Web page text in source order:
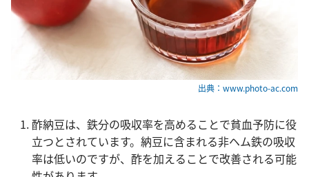
出典：www.photo-ac.com
酢納豆は、鉄分の吸収率を高めることで貧血予防に役
立つとされています。納豆に含まれる非ヘム鉄の吸収
率は低いのですが、酢を加えることで改善される可能